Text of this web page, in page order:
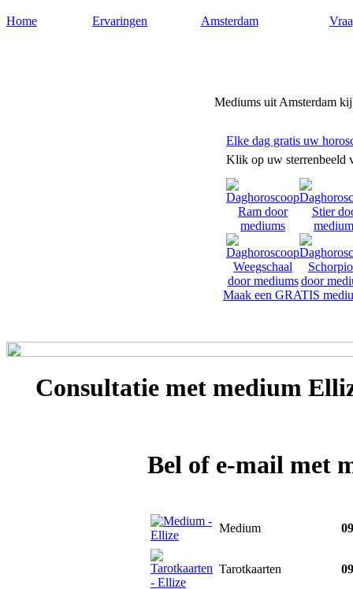
Home Ervaringen Amsterdam
Mediums uit Amsterdam
Elke dag gratis uw
Klik op uw sterrenbeeld
Maak een GRATIS
Consultatie met medium
Bel of e-mail met
Medium
Tarotkaarten